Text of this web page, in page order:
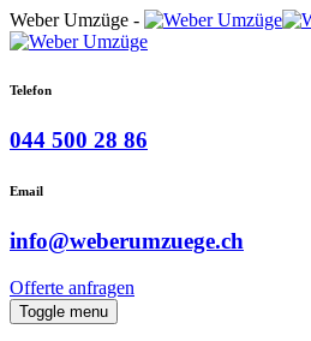
Weber Umzüge -
Telefon
044 500 28 86
Email
info@weberumzuege.ch
Offerte anfragen
Toggle menu